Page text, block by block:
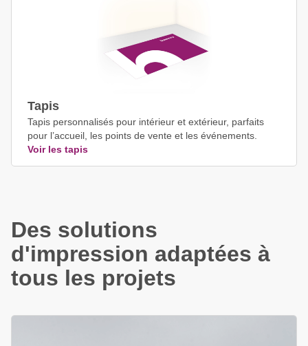
Tapis
Tapis personnalisés pour intérieur et extérieur, parfaits
pour l’accueil, les points de vente et les événements.
Voir les tapis
Des solutions
d'impression adaptées à
tous les projets